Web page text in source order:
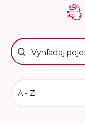
A - Z